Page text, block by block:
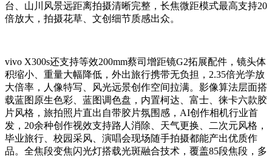
台、山川风景远距离拍摄清晰完整，长焦微距模式最高支持20
倍放大，拍摄花草、文创细节质感出众。
vivo X300s还支持等效200mm蔡司增距镜G2拓展配件，镜头体
积缩小、重量大幅降低，外出旅行携带无负担，2.35倍光学放
大倍率，人像特写、风光远景创作空间拉满。影像算法层面搭
载蓝图原生色彩、蓝图调色盘，内置柯达、富士、徕卡六款胶
片风格，旅拍照片直出自带胶片氛围感，AI创作相机行业首
发，20余种创作视效支持路人消除、天气更换、二次元风格，
毕业旅行、校园采风、演唱会现场随手拍摄都能产出优质作
品。全焦段变焦闪光灯搭载光斑融合技术，覆盖85段焦段，多